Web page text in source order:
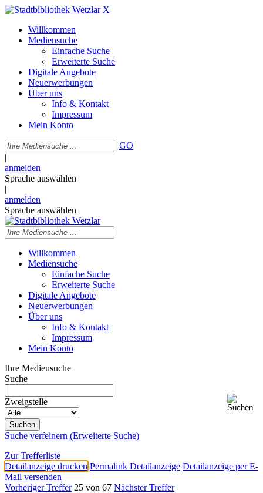
X
Willkommen
Mediensuche
Einfache Suche
Erweiterte Suche
Digitale Angebote
Neuerwerbungen
Über uns
Info & Kontakt
Impressum
Mein Konto
GO
|
anmelden
Sprache auswählen
|
anmelden
Sprache auswählen
Willkommen
Mediensuche
Einfache Suche
Erweiterte Suche
Digitale Angebote
Neuerwerbungen
Über uns
Info & Kontakt
Impressum
Mein Konto
Ihre Mediensuche
Suche
Zweigstelle
Suche verfeinern (Erweiterte Suche)
Zur Trefferliste
Detailanzeige drucken Permalink Detailanzeige Detailanzeige per E-
Mail versenden
Vorheriger Treffer 25 von 67 Nächster Treffer